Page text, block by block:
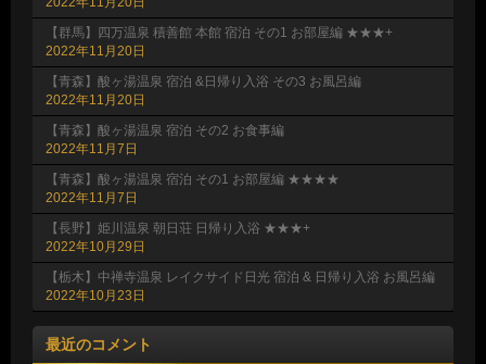
【群馬】四万温泉 積善館 本館 宿泊 その1 お部屋編 ★★★+
2022年11月20日
【青森】酸ヶ湯温泉 宿泊 &日帰り入浴 その3 お風呂編
2022年11月20日
【青森】酸ヶ湯温泉 宿泊 その2 お食事編
2022年11月7日
【青森】酸ヶ湯温泉 宿泊 その1 お部屋編 ★★★★
2022年11月7日
【長野】姫川温泉 朝日荘 日帰り入浴 ★★★+
2022年10月29日
【栃木】中禅寺温泉 レイクサイド日光 宿泊 & 日帰り入浴 お風呂編
2022年10月23日
最近のコメント